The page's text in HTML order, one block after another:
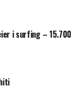
i surfing – 15.700